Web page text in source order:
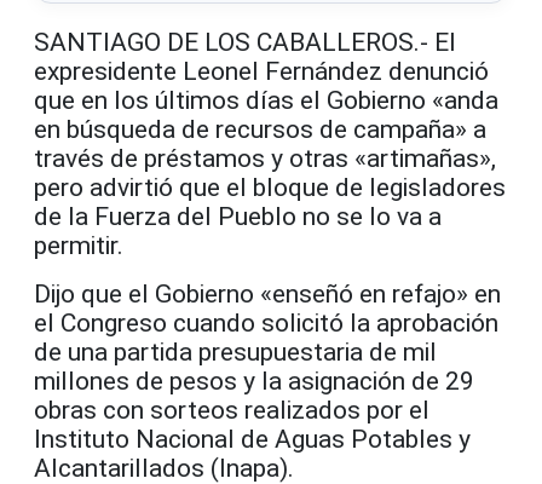
SANTIAGO DE LOS CABALLEROS.- El
expresidente Leonel Fernández denunció
que en los últimos días el Gobierno «anda
en búsqueda de recursos de campaña» a
través de préstamos y otras «artimañas»,
pero advirtió que el bloque de legisladores
de la Fuerza del Pueblo no se lo va a
permitir.
Dijo que el Gobierno «enseñó en refajo» en
el Congreso cuando solicitó la aprobación
de una partida presupuestaria de mil
millones de pesos y la asignación de 29
obras con sorteos realizados por el
Instituto Nacional de Aguas Potables y
Alcantarillados (Inapa).